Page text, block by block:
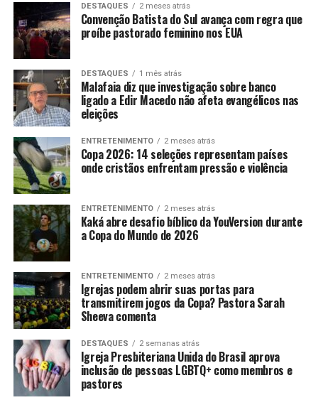
DESTAQUES 2 meses atrás
Convenção Batista do Sul avança com regra que
proíbe pastorado feminino nos EUA
DESTAQUES 1 mês atrás
Malafaia diz que investigação sobre banco
ligado a Edir Macedo não afeta evangélicos nas
eleições
ENTRETENIMENTO 2 meses atrás
Copa 2026: 14 seleções representam países
onde cristãos enfrentam pressão e violência
ENTRETENIMENTO 2 meses atrás
Kaká abre desafio bíblico da YouVersion durante
a Copa do Mundo de 2026
ENTRETENIMENTO 2 meses atrás
Igrejas podem abrir suas portas para
transmitirem jogos da Copa? Pastora Sarah
Sheeva comenta
DESTAQUES 2 semanas atrás
Igreja Presbiteriana Unida do Brasil aprova
inclusão de pessoas LGBTQ+ como membros e
pastores